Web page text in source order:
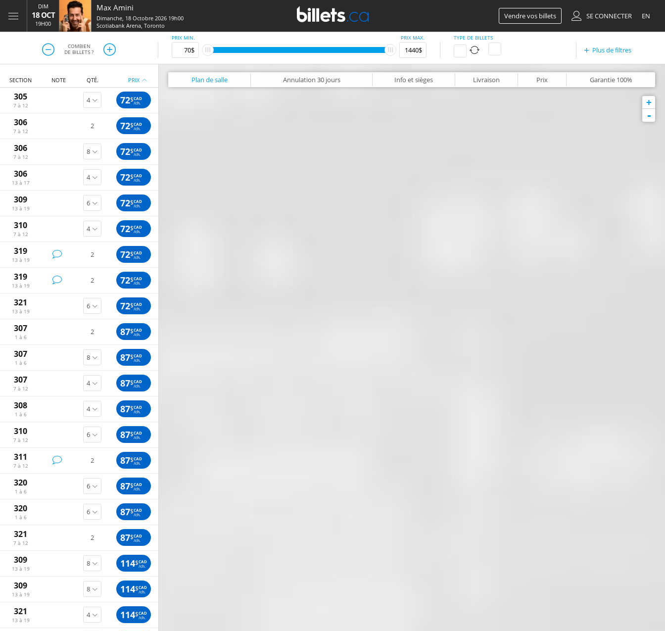
DIM
18 OCT
19H00
Max Amini
Dimanche, 18 Octobre 2026 19h00
Scotiabank Arena, Toronto
Vendre vos billets SE CONNECTER EN
COMBIEN
DE BILLETS ?
PRIX MIN. PRIX MAX. TYPE DE BILLETS
Plus de filtres
SECTION NOTE QTÉ. PRIX
305
7 à 12 72$CAD
/ch.
306
7 à 12
2 72$CAD
/ch.
306
7 à 12 72$CAD
/ch.
306
13 à 17 72$CAD
/ch.
309
13 à 19 72$CAD
/ch.
310
7 à 12 72$CAD
/ch.
319
13 à 19
2 72$CAD
/ch.
319
13 à 19
2 72$CAD
/ch.
321
13 à 19 72$CAD
/ch.
307
1 à 6
2 87$CAD
/ch.
307
1 à 6 87$CAD
/ch.
307
7 à 12 87$CAD
/ch.
308
1 à 6 87$CAD
/ch.
310
7 à 12 87$CAD
/ch.
311
7 à 12
2 87$CAD
/ch.
320
1 à 6 87$CAD
/ch.
320
1 à 6 87$CAD
/ch.
321
7 à 12
2 87$CAD
/ch.
309
13 à 19 114$CAD
/ch.
309
13 à 19 114$CAD
/ch.
321
13 à 19 114$CAD
/ch.
Plan de salle Annulation 30 jours Info et sièges Livraison Prix Garantie 100%
+
-